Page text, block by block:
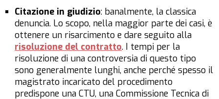
Citazione in giudizio: banalmente, la classica
denuncia. Lo scopo, nella maggior parte dei casi, è
ottenere un risarcimento e dare seguito alla
risoluzione del contratto. I tempi per la
risoluzione di una controversia di questo tipo
sono generalmente lunghi, anche perché spesso il
magistrato incaricato del procedimento
predispone una CTU, una Commissione Tecnica di